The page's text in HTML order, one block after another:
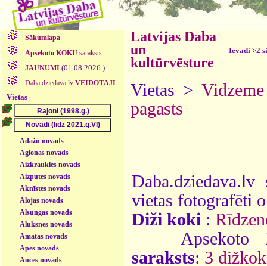
Sākumlapa
Apsekoto KOKUsaraksts
JAUNUMI (01.08.2026.)
Daba.dziedava.lv VEIDOTĀJI
Vietas
Ādažu novads
Aglonas novads
Aizkraukles novads
Aizputes novads
Aknīstes novads
Alojas novads
Alsungas novads
Alūksnes novads
Amatas novads
Apes novads
Auces novads
Latvijas Daba
un
kultūrvēsture
Ievadi >2
Vietas > Vidzeme
pagasts
vietas fotografēti
Diži koki :
Apsekoto
saraksts: 3